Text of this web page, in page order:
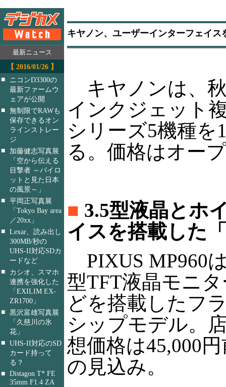
最新ニュース
【 2016/01/26 】
■
ニコンD3300の
最新ファームウ
ェアが公開
■ 無制限でRAWも
保存できるオン
ラインストレー
ジ
■
加藤健志写真展
「空から伝える
目撃者 ～パイロ
ットと見た日本
の風景～」
■ 平岡正写真展
「Tokyo Bay area
／20xx」
■ Lexar、読み出し
300MB/秒の
UHS-II対応SDカ
ードなど
■
カシオ、スマホ
連携を強化した
「EXILIM EX-
ZR1700」
■ 黒沢富雄写真展
「久慈川の氷
花」
■ UHS-II対応のSD
カード持って
る？
■ Distagon T* FE
35mm F1.4 ZA
キヤノン、ユーザーインターフェイ
キヤノンは、
インクジェット
シリーズ5機種を
る。価格はオー
■ 3.5型液晶とホ
イスを搭載した
PIXUS MP960
型TFT液晶モニ
どを搭載したフ
シップモデル。
想価格は45,000
の見込み。